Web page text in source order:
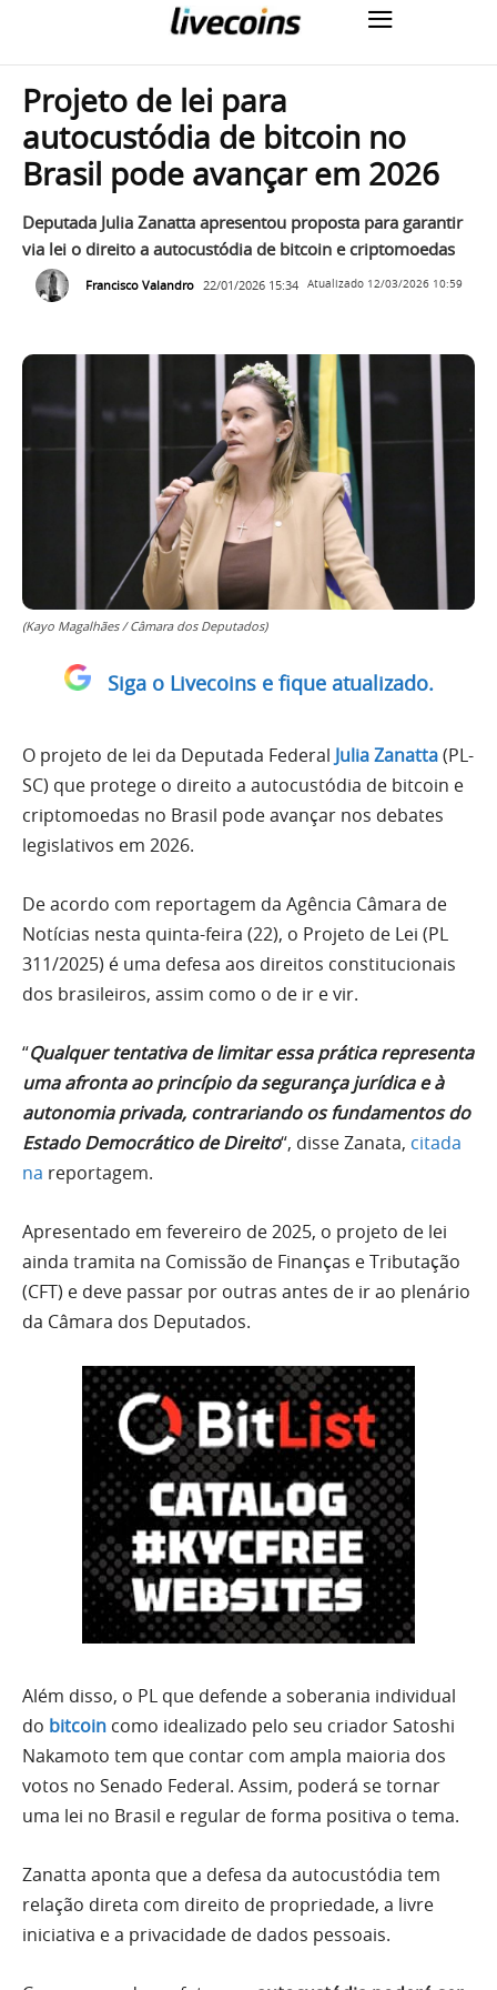
Projeto de lei para
autocustódia de bitcoin no
Brasil pode avançar em 2026
Deputada Julia Zanatta apresentou proposta para garantir
via lei o direito a autocustódia de bitcoin e criptomoedas
Francisco Valandro 22/01/2026 15:34 Atualizado 12/03/2026 10:59
(Kayo Magalhães / Câmara dos Deputados)
Siga o Livecoins e fique atualizado.
O projeto de lei da Deputada Federal Julia Zanatta(PL-
SC) que protege o direito a autocustódia de bitcoin e
criptomoedas no Brasil pode avançar nos debates
legislativos em 2026.
De acordo com reportagem da Agência Câmara de
Notícias nesta quinta-feira (22), o Projeto de Lei (PL
311/2025) é uma defesa aos direitos constitucionais
dos brasileiros, assim como o de ir e vir.
“Qualquer tentativa de limitar essa prática representa
uma afronta ao princípio da segurança jurídica e à
autonomia privada, contrariando os fundamentos do
Estado Democrático de Direito“, disse Zanata, citada
na reportagem.
Apresentado em fevereiro de 2025, o projeto de lei
ainda tramita na Comissão de Finanças e Tributação
(CFT) e deve passar por outras antes de ir ao plenário
da Câmara dos Deputados.
Além disso, o PL que defende a soberania individual
do bitcoin como idealizado pelo seu criador Satoshi
Nakamoto tem que contar com ampla maioria dos
votos no Senado Federal. Assim, poderá se tornar
uma lei no Brasil e regular de forma positiva o tema.
Zanatta aponta que a defesa da autocustódia tem
relação direta com direito de propriedade, a livre
iniciativa e a privacidade de dados pessoais.